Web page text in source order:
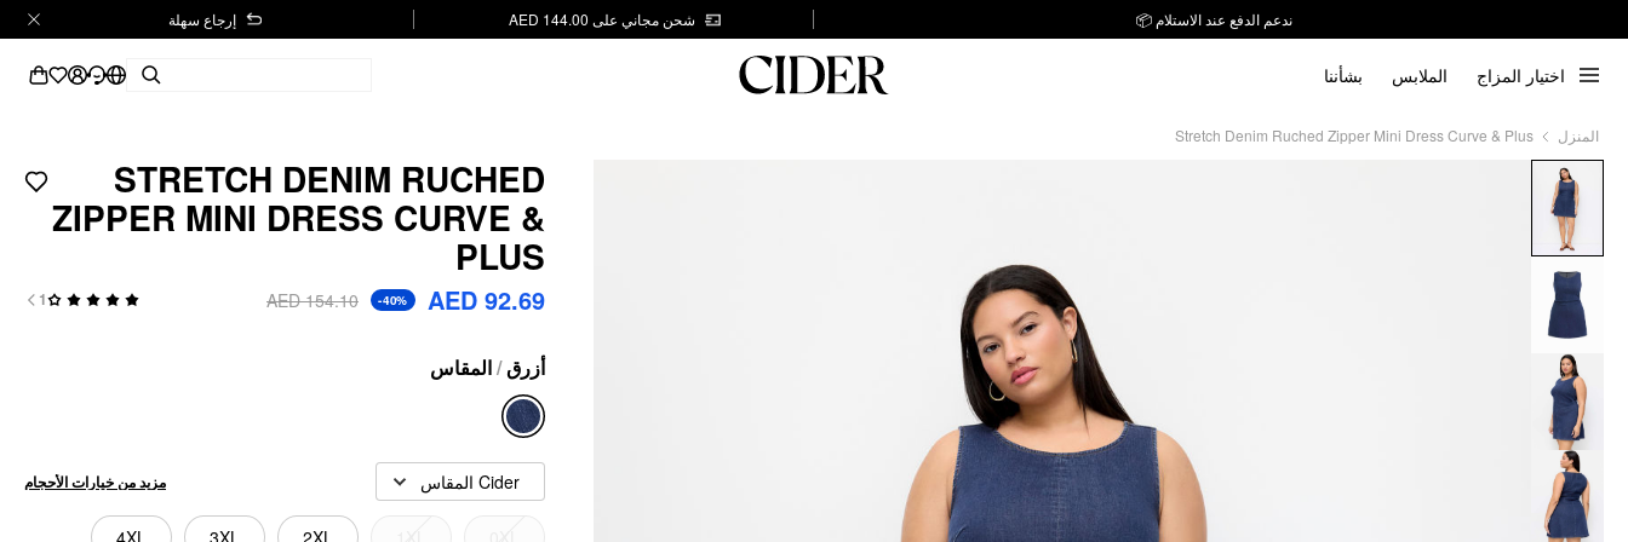
ندعم الدفع عند الاستلام 📦 شحن مجاني على AED 144.00 إرجاع سهلة
اختيار المزاج الملابس بشأننا
المنزل Stretch Denim Ruched Zipper Mini Dress Curve & Plus
STRETCH DENIM RUCHED
ZIPPER MINI DRESS CURVE &
PLUS
AED 92.69
-40%
AED 154.10
1
أزرق/المقاس
Cider المقاس مزيد من خيارات الأحجام
2XL
3XL
4XL